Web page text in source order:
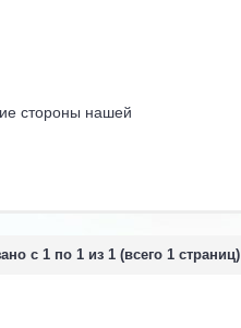
стороны нашей
с 1 по 1 из 1 (всего 1 страниц)